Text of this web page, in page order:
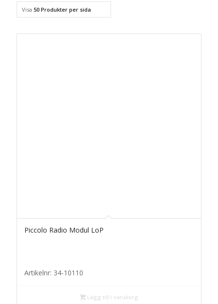
Visa 50 Produkter per sida
Piccolo Radio Modul LoP
Artikelnr: 34-10110
Lägg till i varukorg